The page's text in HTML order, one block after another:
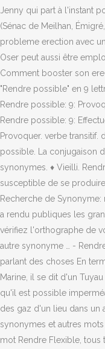
Jenny qui part à l'instant
(Sénac de Meilhan,
probleme erection avec
Oser peut aussi être
Comment booster son
"Rendre possible" en 9
Rendre possible: 9:
Rendre possible: 9:
Provoquer. verbe
possible. La conjugaison
synonymes. ♦ Vieilli.
susceptible de se
Recherche de
a rendu publiques les
vérifiez l'orthographe de
autre synonyme … -
parlant des choses En
Marine, il se dit d'un
qu'il est possible
des gaz d'un lieu dans un
synonymes et autres
mot Rendre Flexible,